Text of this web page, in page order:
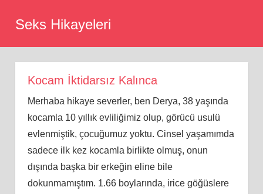
Seks Hikayeleri
Kocam İktidarsız Kalınca
Merhaba hikaye severler, ben Derya, 38 yaşında
kocamla 10 yıllık evliliğimiz olup, görücü usulü
evlenmiştik, çocuğumuz yoktu. Cinsel yaşamımda
sadece ilk kez kocamla birlikte olmuş, onun
dışında başka bir erkeğin eline bile
dokunmamıştım. 1.66 boylarında, irice göğüslere